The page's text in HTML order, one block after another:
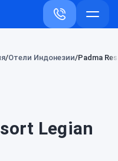
+7 (800) 707-
Отели Индонезии Padma
Legian